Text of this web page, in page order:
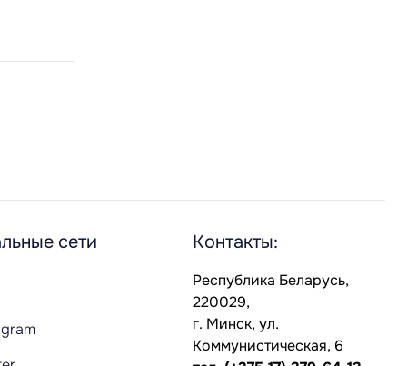
сети Контакты:
Республика Беларусь,
220029,
г. Минск, ул.
Коммунистическая, 6